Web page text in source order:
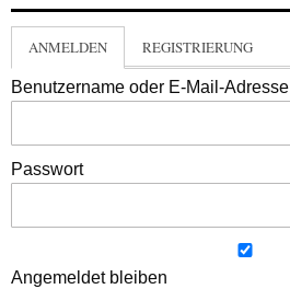
ANMELDEN REGISTRIERUNG
Benutzername oder E-Mail-Adresse
Passwort
Angemeldet bleiben